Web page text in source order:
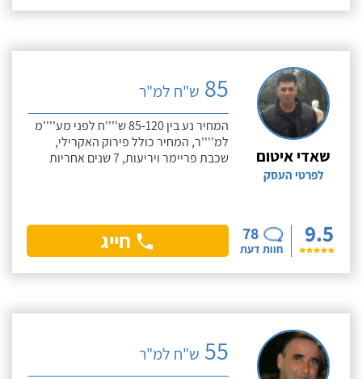
שאדי איטום
לפרטי העסק
9.5
78
חוות דעת
85 ש"ח למ"ר
המחיר נע בין 85-120 ש''''ח לפני מע''''מ
למ''''ר, המחיר כולל פירוק האקרילי,
שכבת פריימר ויריעות, 7 שנים אחריות
חייג
55 ש"ח למ"ר